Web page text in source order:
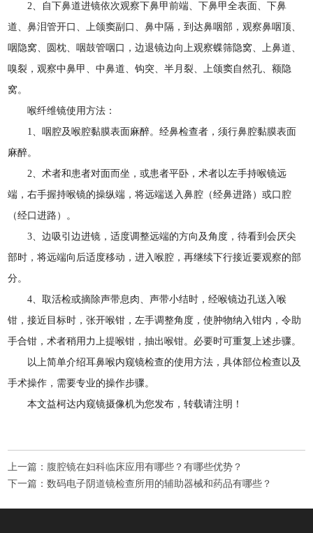
2、自下鼻道进镜依次观察下鼻甲前端、下鼻甲全表面、下鼻
道、鼻泪管开口、上颌窦副口、鼻中隔，到达鼻咽部，观察鼻咽顶、
咽隐窝、圆枕、咽鼓管咽口，边退镜边向上观察蝶筛隐窝、上鼻道、
嗅裂，观察中鼻甲、中鼻道、钩突、半月裂、上颌窦自然孔、额隐
窝。
喉纤维镜使用方法：
1、咽腔及喉腔黏膜表面麻醉。经鼻检查者，须行鼻腔黏膜表面
麻醉。
2、术者和患者对面而坐，或患者平卧，术者以左手持喉镜远
端，右手握持喉镜的操纵端，将远端送入鼻腔（经鼻进路）或口腔
（经口进路）。
3、边吸引边进镜，适度调整远端的方向及角度，待看到会厌尖
部时，将远端向后适度移动，进入喉腔，再继续下行接近要观察的部
分。
4、取活检或摘除声带息肉、声带小结时，经喉镜边孔送入喉
钳，接近目标时，张开喉钳，左手调整角度，使肿物纳入钳内，令助
手合钳，术者稍用力上提喉钳，抽出喉钳。必要时可重复上述步骤。
以上简单介绍耳鼻喉内窥镜检查的使用方法，具体部位检查以及
手术操作，需要专业的操作步骤。
本文益柯达内窥镜摄像机为您发布，转载请注明！
上一篇： 腹腔镜在妇科临床应用有哪些？有哪些优势？
下一篇：数码电子阴道镜检查所用的辅助器械和药品有哪些？